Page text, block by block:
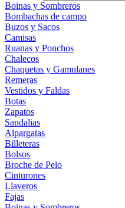
Boinas y Sombreros
Bombachas de campo
Buzos y Sacos
Camisas
Ruanas y Ponchos
Chalecos
Chaquetas y Gamulanes
Remeras
Vestidos y Faldas
Botas
Zapatos
Sandalias
Alpargatas
Billeteras
Bolsos
Broche de Pelo
Cinturones
Llaveros
Fajas